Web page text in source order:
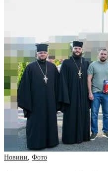
Новини, Фото